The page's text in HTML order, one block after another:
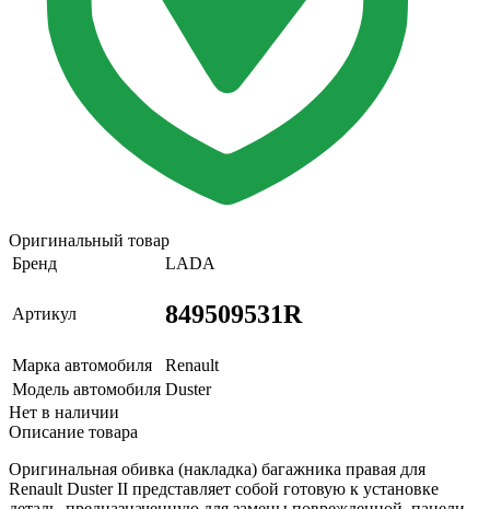
Оригинальный товар
Бренд
LADA
Артикул 849509531R
Марка автомобиля
Renault
Модель автомобиля Duster
Нет в наличии
Описание товара
Оригинальная обивка (накладка) багажника правая для
Renault Duster II представляет собой готовую к установке